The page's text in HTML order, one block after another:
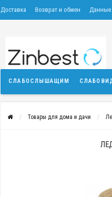
Доставка Возврат и обмен Данные
СЛАБОСЛЫШАЩИМ
Товары для дома и дачи